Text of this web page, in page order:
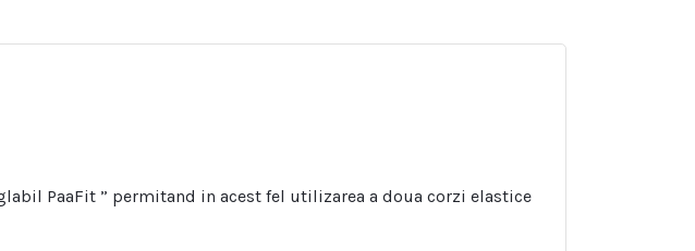
PaaFit ” permitand in acest fel utilizarea a doua corzi elastice